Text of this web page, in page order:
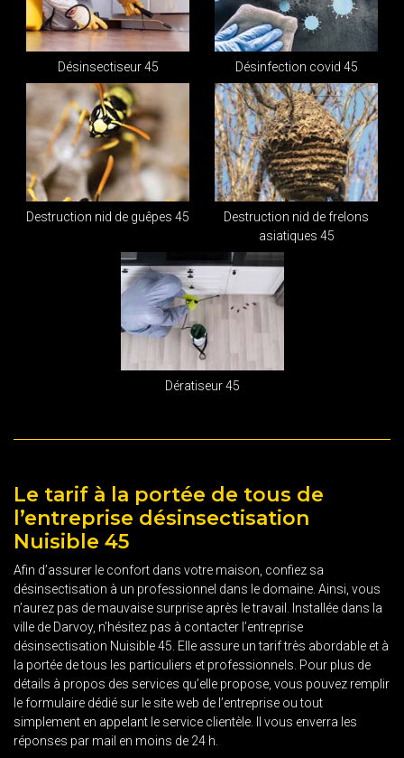
Désinsectiseur 45 Désinfection covid 45
Destruction nid de guêpes 45
Destruction nid de frelons
asiatiques 45
Dératiseur 45
Le tarif à la portée de tous de
l’entreprise désinsectisation
Nuisible 45
Afin d’assurer le confort dans votre maison, confiez sa
désinsectisation à un professionnel dans le domaine. Ainsi, vous
n’aurez pas de mauvaise surprise après le travail. Installée dans la
ville de Darvoy, n’hésitez pas à contacter l’entreprise
désinsectisation Nuisible 45. Elle assure un tarif très abordable et à
la portée de tous les particuliers et professionnels. Pour plus de
détails à propos des services qu’elle propose, vous pouvez remplir
le formulaire dédié sur le site web de l’entreprise ou tout
simplement en appelant le service clientèle. Il vous enverra les
réponses par mail en moins de 24 h.